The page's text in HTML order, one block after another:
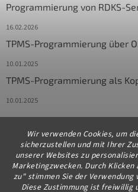
Wir verwenden Cookies, um
sicherzustellen und mit Ihrer
unserer Websites zu
Marketingzwecken. Durch
zu" stimmen Sie der Verwendung
Diese Zustimmung ist freiwillig
Programmierung von RDKS-
16.02.2026
TPMS-Programmierung über
10.01.2025
TPMS-Programmierung als
10.01.2025
Kontakt
info@diagstore.de
+491706654834